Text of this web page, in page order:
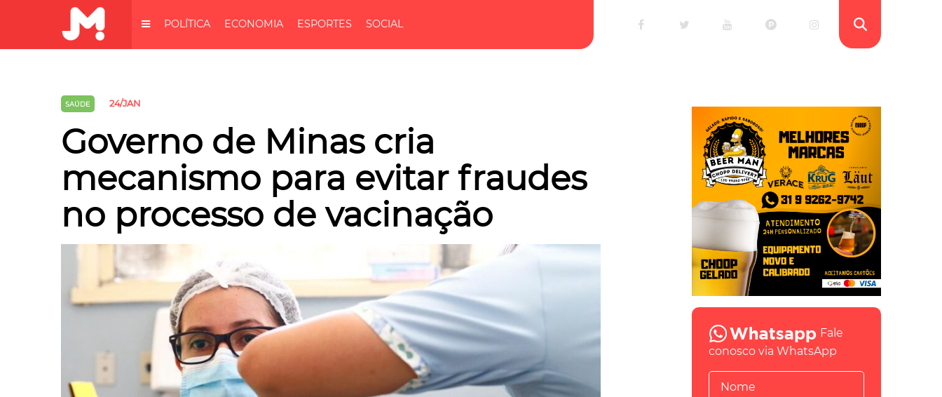
POLÍTICA ECONOMIA ESPORTES SOCIAL
SAÚDE 24/JAN
Governo de Minas cria
mecanismo para evitar fraudes
no processo de vacinação
Fale
conosco via WhatsApp